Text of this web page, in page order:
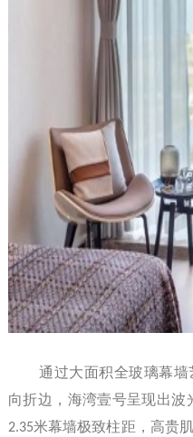
通过大面积全玻璃幕
向折边，海湾壹号呈现出波
2.35米幕墙极致柱距，高贵